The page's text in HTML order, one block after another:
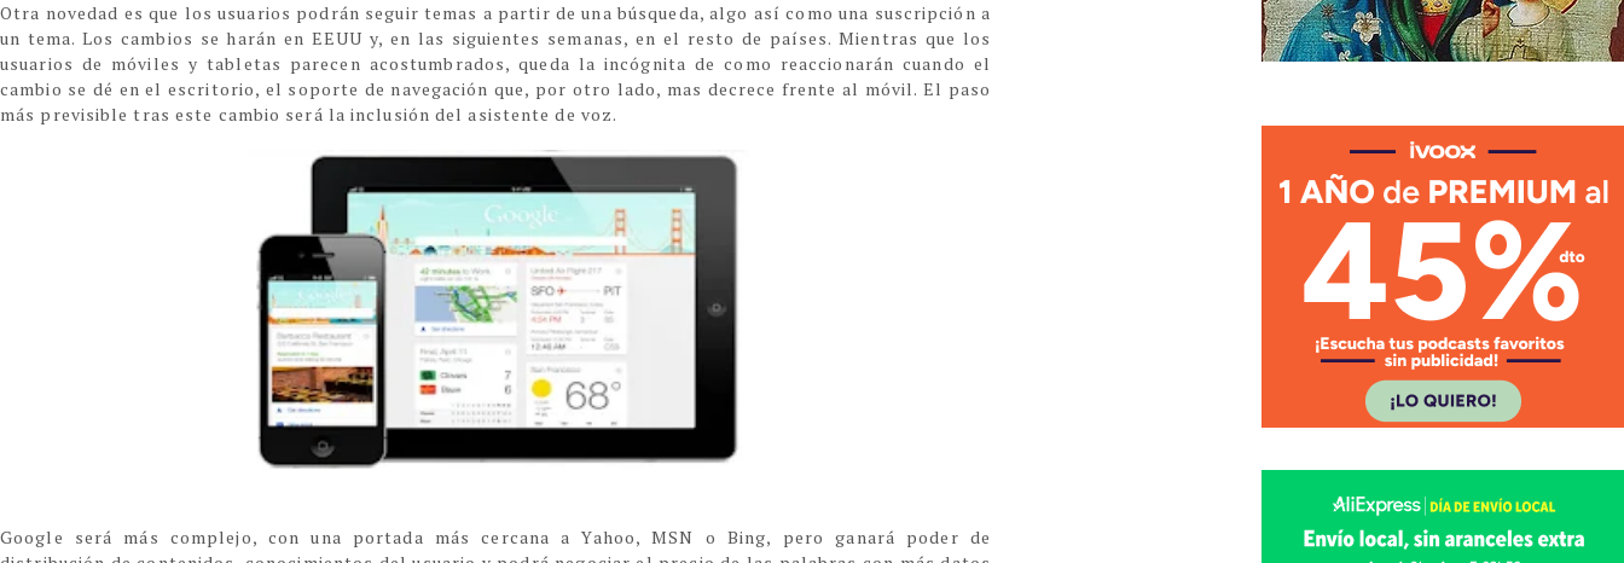
Otra novedad es que los usuarios podrán seguir temas a partir de una búsqueda, algo así como una suscripción a
un tema. Los cambios se harán en EEUU y, en las siguientes semanas, en el resto de países. Mientras que los
usuarios de móviles y tabletas parecen acostumbrados, queda la incógnita de como reaccionarán cuando el
cambio se dé en el escritorio, el soporte de navegación que, por otro lado, mas decrece frente al móvil. El paso
más previsible tras este cambio será la inclusión del asistente de voz.
Google será más complejo, con una portada más cercana a Yahoo, MSN o Bing, pero ganará poder de